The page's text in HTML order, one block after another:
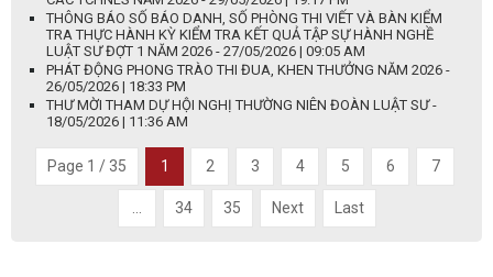
THÔNG BÁO SỐ BÁO DANH, SỐ PHÒNG THI VIẾT VÀ BÀN KIỂM
TRA THỰC HÀNH KỲ KIỂM TRA KẾT QUẢ TẬP SỰ HÀNH NGHỀ
LUẬT SƯ ĐỢT 1 NĂM 2026 - 27/05/2026 | 09:05 AM
PHÁT ĐỘNG PHONG TRÀO THI ĐUA, KHEN THƯỞNG NĂM 2026 -
26/05/2026 | 18:33 PM
THƯ MỜI THAM DỰ HỘI NGHỊ THƯỜNG NIÊN ĐOÀN LUẬT SƯ -
18/05/2026 | 11:36 AM
Page 1 / 35 1 2 3 4 5 6 7
34 35 Next Last